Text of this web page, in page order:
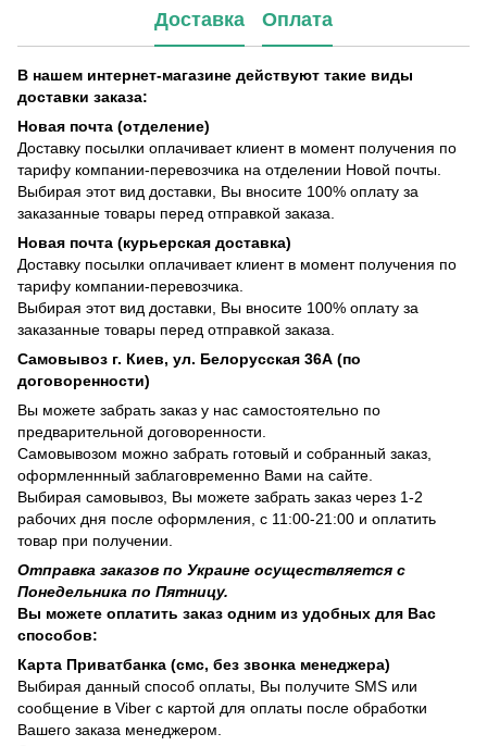
Доставка Оплата
В нашем интернет-магазине действуют такие виды
доставки заказа:
Новая почта (отделение)
Доставку посылки оплачивает клиент в момент получения по
тарифу компании-перевозчика на отделении Новой почты.
Выбирая этот вид доставки, Вы вносите 100% оплату за
заказанные товары перед отправкой заказа.
Новая почта (курьерская доставка)
Доставку посылки оплачивает клиент в момент получения по
тарифу компании-перевозчика.
Выбирая этот вид доставки, Вы вносите 100% оплату за
заказанные товары перед отправкой заказа.
Самовывоз г. Киев, ул. Белорусская 36А (по
договоренности)
Вы можете забрать заказ у нас самостоятельно по
предварительной договоренности.
Самовывозом можно забрать готовый и собранный заказ,
оформленнный заблаговременно Вами на сайте.
Выбирая самовывоз, Вы можете забрать заказ через 1-2
рабочих дня после оформления, с 11:00-21:00 и оплатить
товар при получении.
Отправка заказов по Украине осуществляется с
Понедельника по Пятницу.
Вы можете оплатить заказ одним из удобных для Вас
способов:
Карта Приватбанка (смс, без звонка менеджера)
Выбирая данный способ оплаты, Вы получите SMS или
сообщение в Viber с картой для оплаты после обработки
Вашего заказа менеджером.